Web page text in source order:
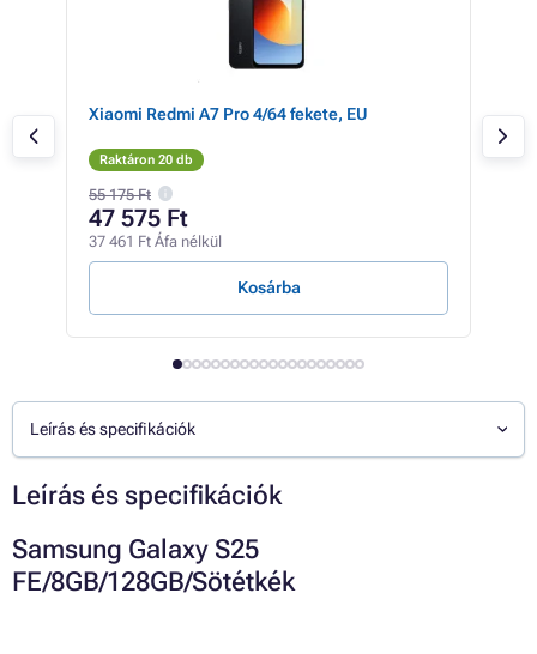
Xiaomi Redmi A7 Pro 4/64 fekete, EU
Raktáron 20 db
55 175 Ft
47 575 Ft
37 461 Ft Áfa nélkül
Kosárba
Leírás és specifikációk
Leírás és specifikációk
Samsung Galaxy S25
FE/8GB/128GB/Sötétkék